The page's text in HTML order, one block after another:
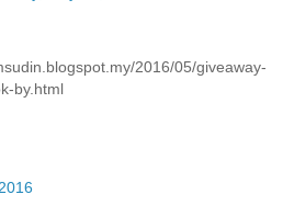
2016/05/giveaway-
by.html